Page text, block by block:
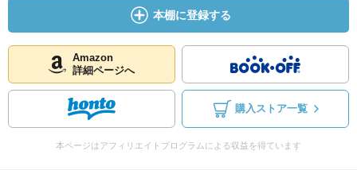
本棚に登録する
Amazon
詳細ページへ
購入ストア一覧
本ページはアフィリエイトプログラムによる収益を得ています